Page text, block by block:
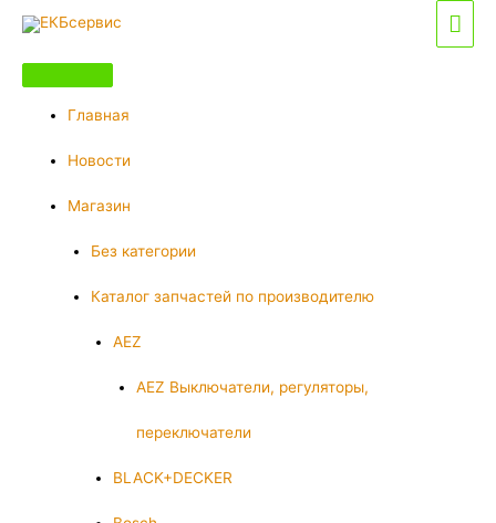
Перейти
содержимому
Главная
Новости
Магазин
Без категории
Каталог запчастей по производителю
AEZ
AEZ Выключатели, регуляторы,
переключатели
BLACK+DECKER